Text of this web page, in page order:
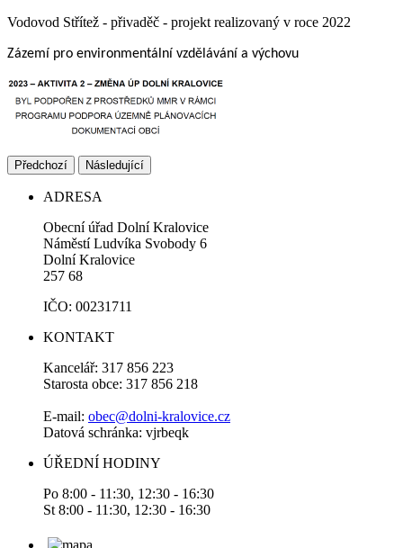
Vodovod Střítež - přivaděč - projekt realizovaný v roce 2022
Zázemí pro environmentální vzdělávání a výchovu
Předchozí Následující
ADRESA
Obecní úřad Dolní Kralovice
Náměstí Ludvíka Svobody 6
Dolní Kralovice
257 68
IČO: 00231711
KONTAKT
Kancelář: 317 856 223
Starosta obce: 317 856 218
E-mail: obec@dolni-kralovice.cz
Datová schránka: vjrbeqk
ÚŘEDNÍ HODINY
Po 8:00 - 11:30, 12:30 - 16:30
St 8:00 - 11:30, 12:30 - 16:30